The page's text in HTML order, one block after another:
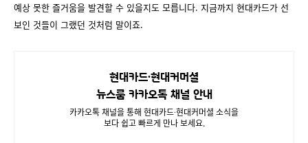
예상 못한 즐거움을 발견할 수 있을지도 모릅니다. 지금까지 현대카드가 선
보인 것들이 그랬던 것처럼 말이죠.
현대카드∙현대커머셜
뉴스룸 카카오톡 채널 안내
카카오톡 채널을 통해 현대카드∙현대커머셜 소식을
보다 쉽고 빠르게 만나 보세요.